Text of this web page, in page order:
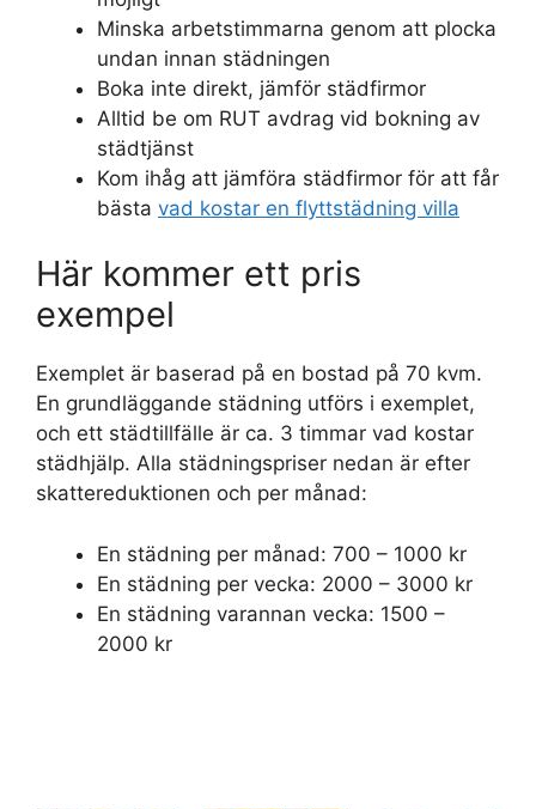
Minska arbetstimmarna genom att plocka
undan innan städningen
Boka inte direkt, jämför städfirmor
Alltid be om RUT avdrag vid bokning av
städtjänst
Kom ihåg att jämföra städfirmor för att får
bästa vad kostar en flyttstädning villa
Här kommer ett pris
exempel
Exemplet är baserad på en bostad på 70 kvm.
En grundläggande städning utförs i exemplet,
och ett städtillfälle är ca. 3 timmar vad kostar
städhjälp. Alla städningspriser nedan är efter
skattereduktionen och per månad:
En städning per månad: 700 – 1000 kr
En städning per vecka: 2000 – 3000 kr
En städning varannan vecka: 1500 –
2000 kr